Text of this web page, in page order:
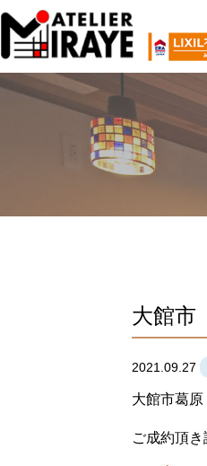
大館市
2021.09.27
大館市葛
ご成約頂